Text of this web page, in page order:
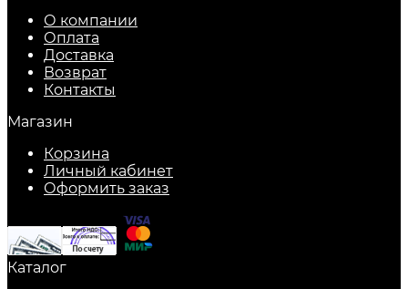
О компании
Оплата
Доставка
Возврат
Контакты
Магазин
Корзина
Личный кабинет
Оформить заказ
Каталог